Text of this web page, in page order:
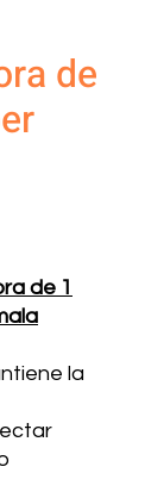
de
de 1
la